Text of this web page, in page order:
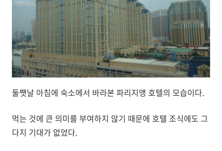
둘쨋날 아침에 숙소에서 바라본 파리지앵 호텔의 모습이다.
먹는 것에 큰 의미를 부여하지 않기 때문에 호텔 조식에도 그
다지 기대가 없었다.